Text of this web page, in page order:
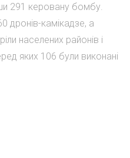
291 керовану бомбу.
дронів-камікадзе, а
населених районів і
яких 106 були виконані